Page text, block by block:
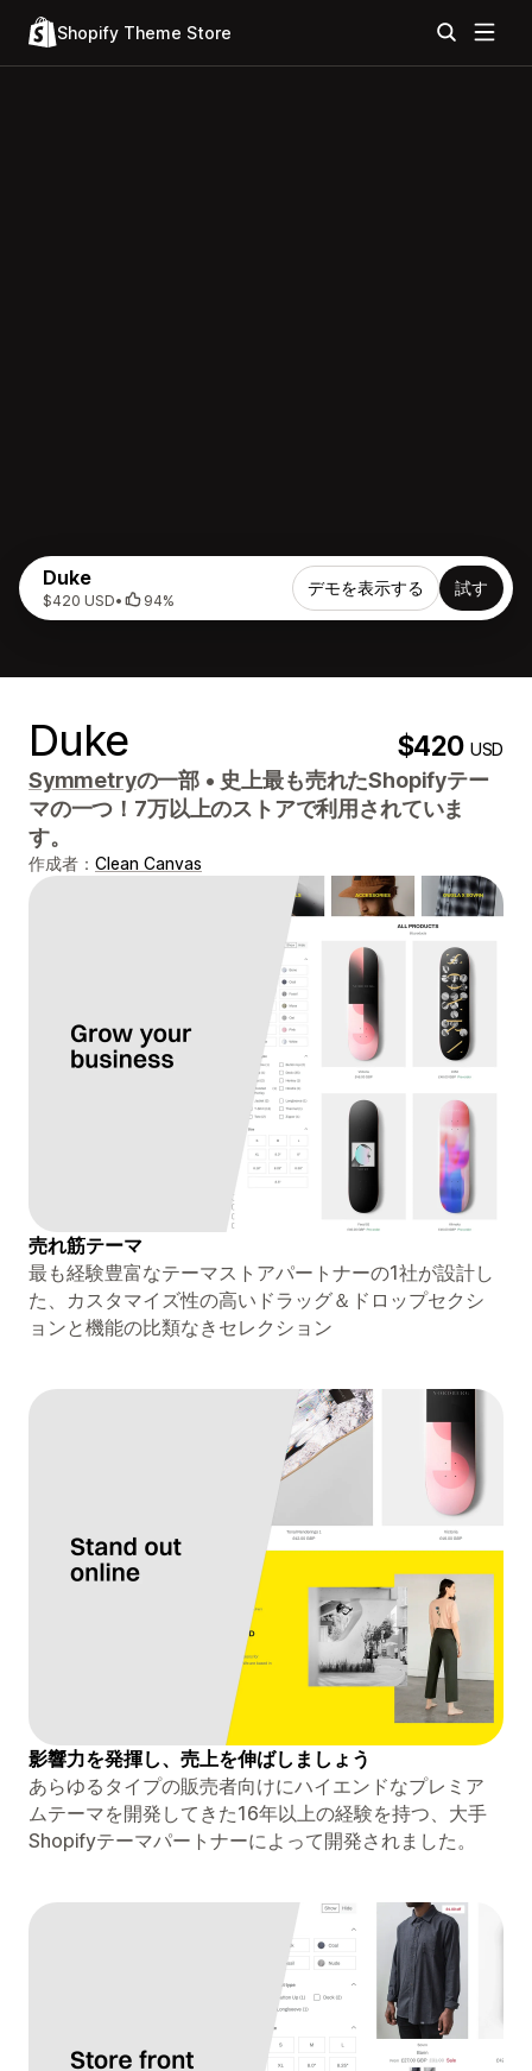
Shopify Theme Store
Duke
$420 USD• 94%
デモを表示する 試す
Duke $420USD
Symmetryの一部 • 史上最も売れたShopifyテー
マの一つ！7万以上のストアで利用されていま
す。
作成者： Clean Canvas
売れ筋テーマ
最も経験豊富なテーマストアパートナーの1社が設計し
た、カスタマイズ性の高いドラッグ＆ドロップセクシ
ョンと機能の比類なきセレクション
影響力を発揮し、売上を伸ばしましょう
あらゆるタイプの販売者向けにハイエンドなプレミア
ムテーマを開発してきた16年以上の経験を持つ、大手
Shopifyテーマパートナーによって開発されました。